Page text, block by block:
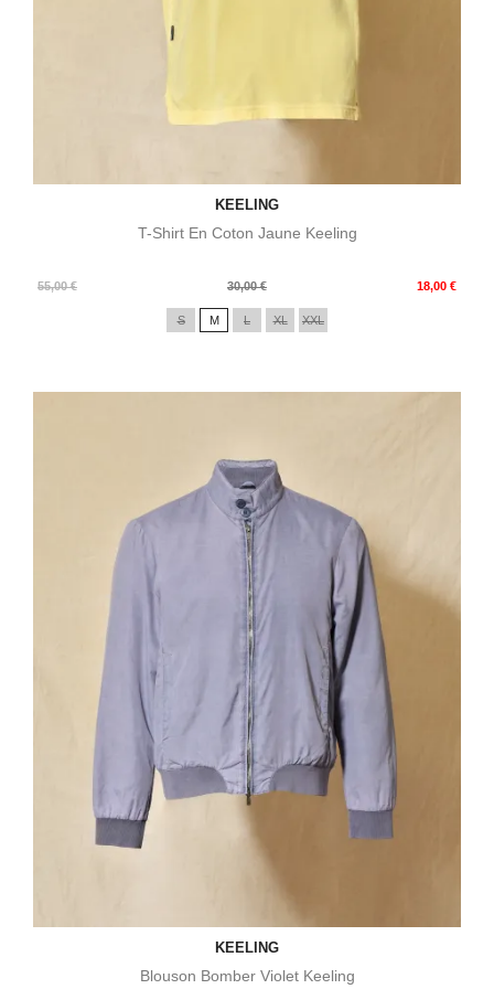
KEELING
T-Shirt En Coton Jaune Keeling
55,00 €
Prix
30,00 € 18,00 €
Prix
S M L XL XXL
KEELING
Blouson Bomber Violet Keeling